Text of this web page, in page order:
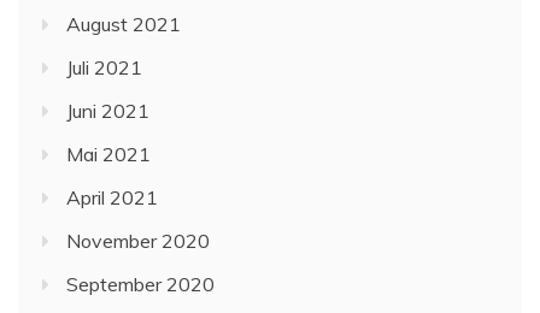
August 2021
Juli 2021
Juni 2021
Mai 2021
April 2021
November 2020
September 2020